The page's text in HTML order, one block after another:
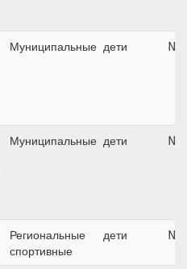
Муниципальные дети
Муниципальные дети
Региональные
спортивные
дети